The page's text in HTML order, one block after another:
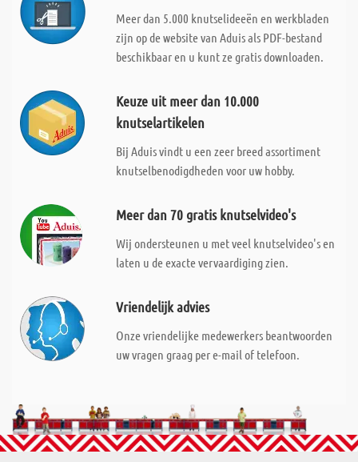
Meer dan 5.000 knutselideeën en werkbladen
zijn op de website van Aduis als PDF-bestand
beschikbaar en u kunt ze gratis downloaden.
Keuze uit meer dan 10.000
knutselartikelen
Bij Aduis vindt u een zeer breed assortiment
knutselbenodigdheden voor uw hobby.
Meer dan 70 gratis knutselvideo's
Wij ondersteunen u met veel knutselvideo's en
laten u de exacte vervaardiging zien.
Vriendelijk advies
Onze vriendelijke medewerkers beantwoorden
uw vragen graag per e-mail of telefoon.